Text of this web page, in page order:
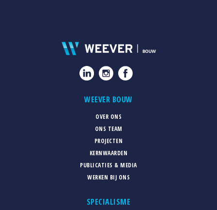
WEEVER BOUW
OVER ONS
ONS TEAM
PROJECTEN
KERNWAARDEN
PUBLICATIES & MEDIA
WERKEN BIJ ONS
SPECIALISME